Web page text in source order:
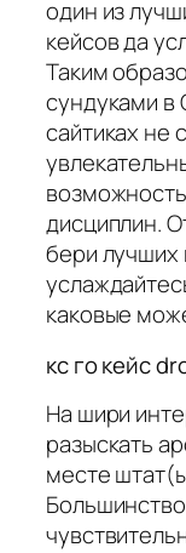
один из
кейсов да
Таким
сундуками в
сайтиках не
дисциплин.
бери лучших
каковые
кс го кейс
На шири
разыскать
месте